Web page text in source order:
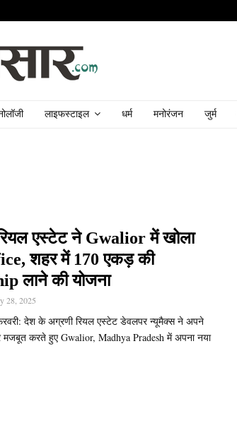
लाइफस्टाइल धर्म मनोरंजन जुर्म
एस्टेट ने Gwalior में खोला
शहर में 170 एकड़ की
लाने की योजना
28, 2025
देश के अग्रणी रियल एस्टेट डेवलपर न्यूमैक्स ने अपने
मजबूत करते हुए Gwalior, Madhya Pradesh में अपना नया